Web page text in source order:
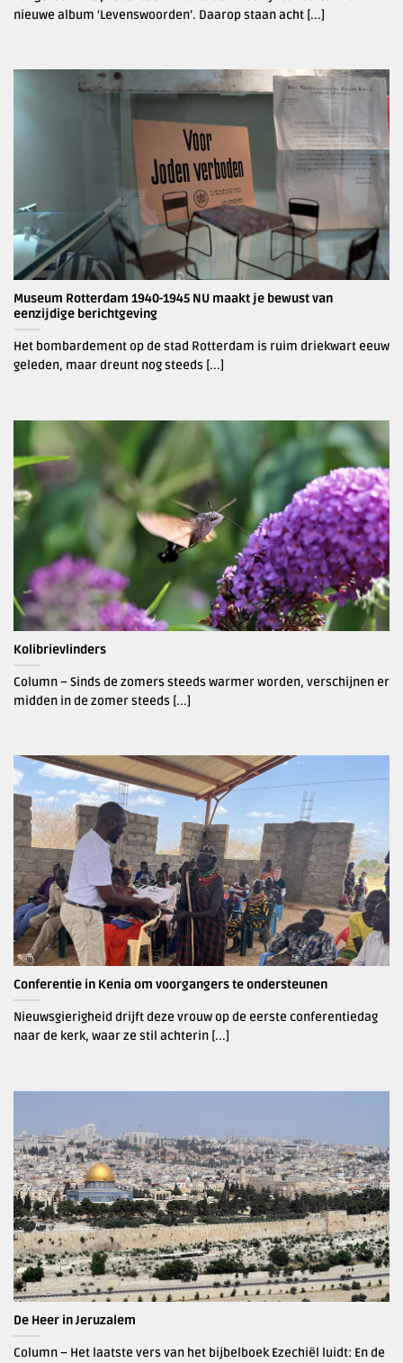
nieuwe album ‘Levenswoorden’. Daarop staan acht [...]
Museum Rotterdam 1940-1945 NU maakt je bewust van
eenzijdige berichtgeving
Het bombardement op de stad Rotterdam is ruim driekwart eeuw
geleden, maar dreunt nog steeds [...]
Kolibrievlinders
Column – Sinds de zomers steeds warmer worden, verschijnen er
midden in de zomer steeds [...]
Conferentie in Kenia om voorgangers te ondersteunen
Nieuwsgierigheid drijft deze vrouw op de eerste conferentiedag
naar de kerk, waar ze stil achterin [...]
De Heer in Jeruzalem
Column – Het laatste vers van het bijbelboek Ezechiël luidt: En de